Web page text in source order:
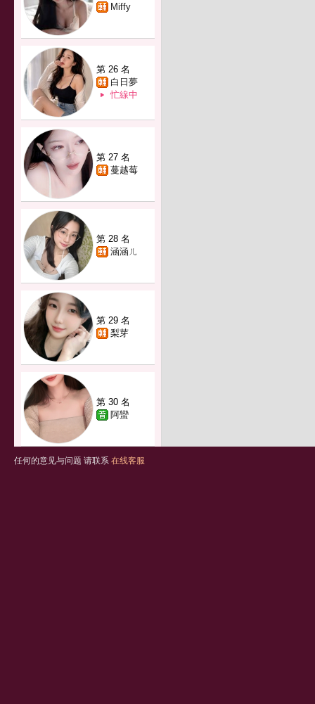
Miffy
第 26 名
白日夢
忙線中
第 27 名
蔓越莓
第 28 名
涵涵ㄦ
第 29 名
梨芽
第 30 名
阿蠻
任何的意见与问题 请联系 在线客服